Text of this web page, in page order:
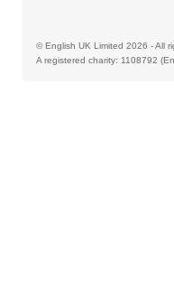
© English UK Limited 2026 - All
A registered charity: 1108792